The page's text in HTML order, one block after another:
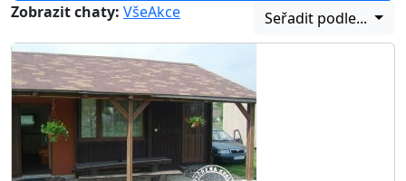
Zobrazit chaty: VšeAkce Seřadit podle...